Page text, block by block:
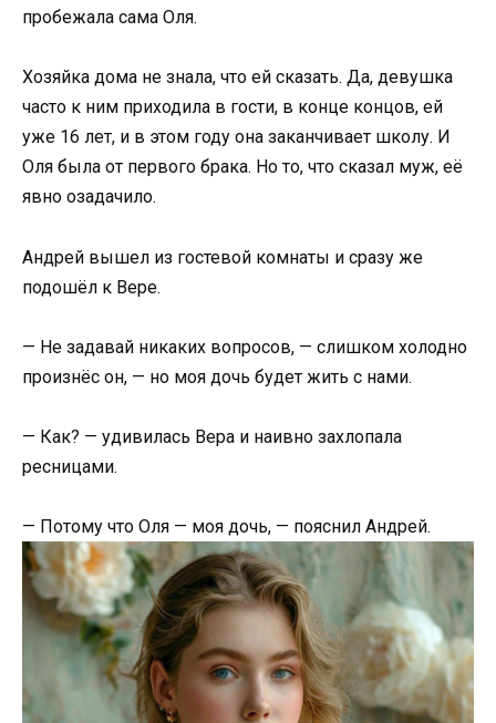
пробежала сама Оля.
Хозяйка дома не знала, что ей сказать. Да, девушка
часто к ним приходила в гости, в конце концов, ей
уже 16 лет, и в этом году она заканчивает школу. И
Оля была от первого брака. Но то, что сказал муж, её
явно озадачило.
Андрей вышел из гостевой комнаты и сразу же
подошёл к Вере.
— Не задавай никаких вопросов, — слишком холодно
произнёс он, — но моя дочь будет жить с нами.
— Как? — удивилась Вера и наивно захлопала
ресницами.
— Потому что Оля — моя дочь, — пояснил Андрей.